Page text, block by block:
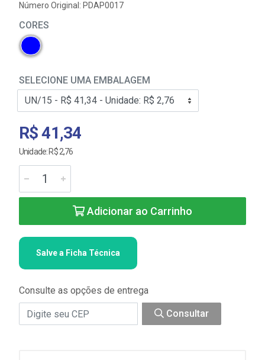
Número Original: PDAP0017
CORES
SELECIONE UMA EMBALAGEM
R$ 41,34
Unidade: R$ 2,76
Adicionar ao Carrinho
Salve a Ficha Técnica
Consulte as opções de entrega
Consultar